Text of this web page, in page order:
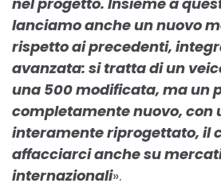
lanciamo anche un nuovo
rispetto ai precedenti,
avanzata: si tratta di un
una 500 modificata, ma un
completamente nuovo, con
interamente riprogettato, il
affacciarci anche su
internazionali».